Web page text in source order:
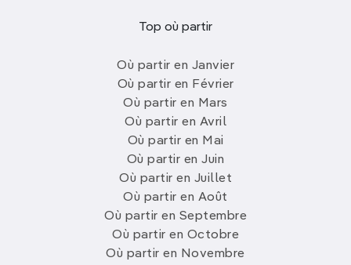
Top où partir
Où partir en Janvier
Où partir en Février
Où partir en Mars
Où partir en Avril
Où partir en Mai
Où partir en Juin
Où partir en Juillet
Où partir en Août
Où partir en Septembre
Où partir en Octobre
Où partir en Novembre